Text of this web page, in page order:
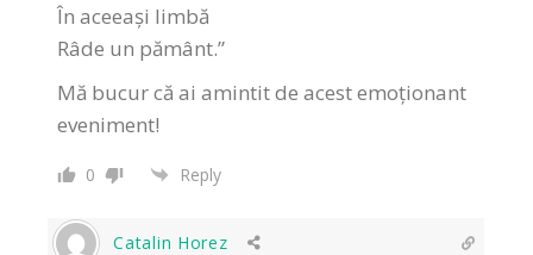
În aceeași limbă
Râde un pământ.”
Mă bucur că ai amintit de acest emoționant
eveniment!
0 Reply
Catalin Horez